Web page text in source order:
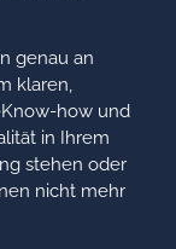
genau an
klaren,
how und
in Ihrem
stehen oder
nicht mehr